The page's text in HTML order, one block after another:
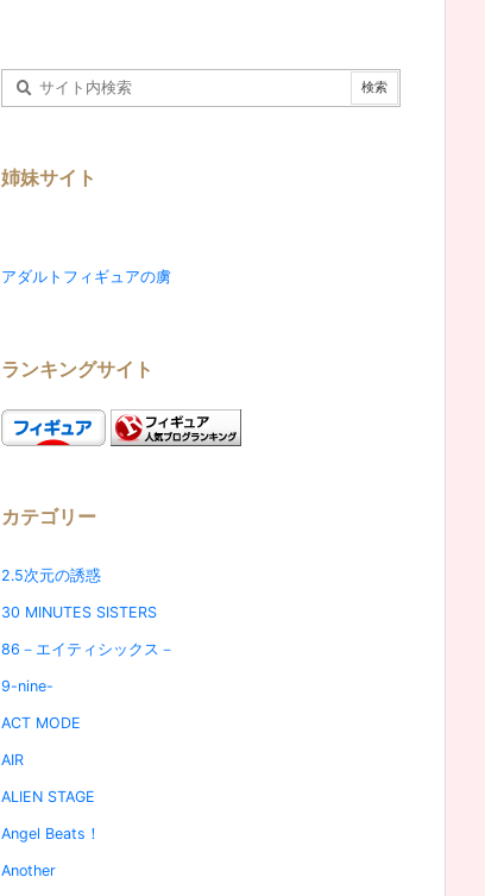
姉妹サイト
アダルトフィギュアの虜
ランキングサイト
カテゴリー
2.5次元の誘惑
30 MINUTES SISTERS
86－エイティシックス－
9-nine-
ACT MODE
AIR
ALIEN STAGE
Angel Beats！
Another